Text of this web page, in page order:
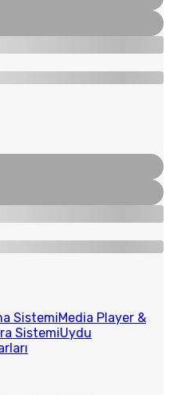
SistemiMedia Player &
SistemiUydu